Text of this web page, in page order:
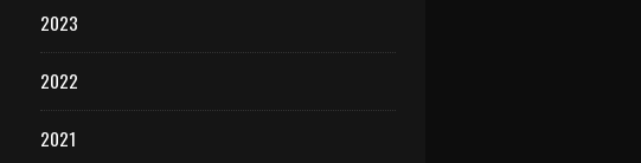
2023
2022
2021